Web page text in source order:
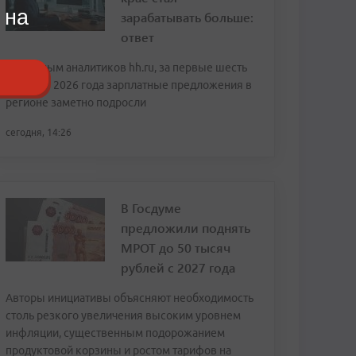
зарабатывать больше:
ответ
По данным аналитиков hh.ru, за первые шесть
месяцев 2026 года зарплатные предложения в
регионе заметно подросли
сегодня, 14:26
В Госдуме
предложили поднять
МРОТ до 50 тысяч
рублей с 2027 года
Авторы инициативы объясняют необходимость
столь резкого увеличения высоким уровнем
инфляции, существенным подорожанием
продуктовой корзины и ростом тарифов на